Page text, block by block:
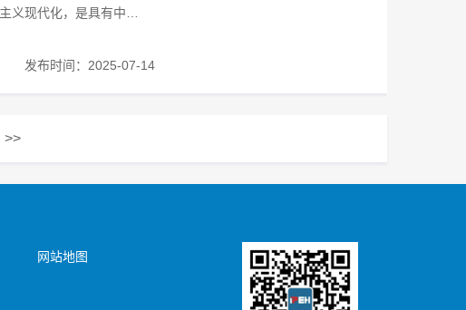
义现代化，是具有中…
发布时间：2025-07-14
>>
网站地图